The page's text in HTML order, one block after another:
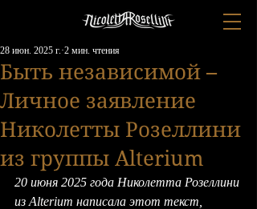
Быть независимой –
Личное заявление
Николетты Розеллини
из группы Alterium
28 июн. 2025 г. 2 мин. чтения
20 июня 2025 года Николетта Розеллини
из Alterium написала этот текст,